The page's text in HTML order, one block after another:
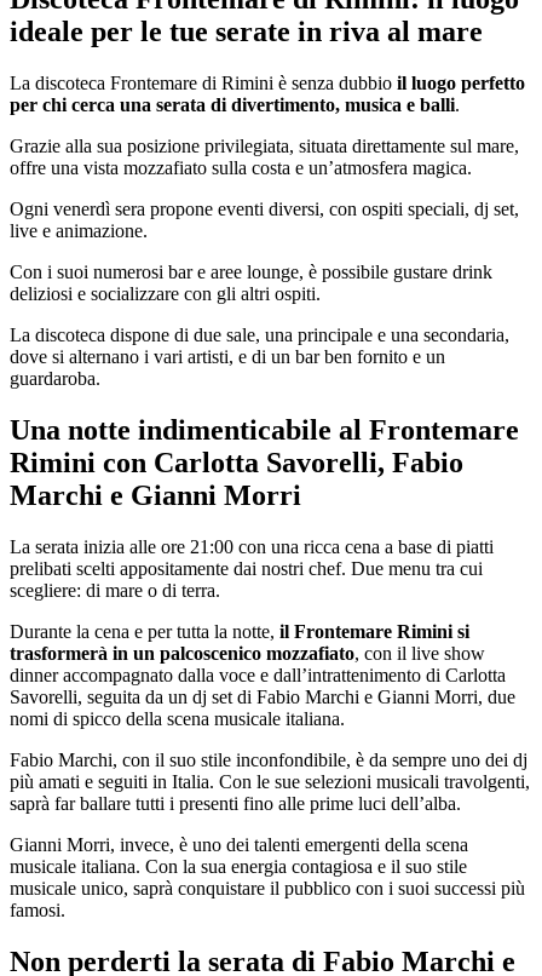
ideale per le tue serate in riva al mare
La discoteca Frontemare di Rimini è senza dubbio il luogo perfetto
per chi cerca una serata di divertimento, musica e balli.
Grazie alla sua posizione privilegiata, situata direttamente sul mare,
offre una vista mozzafiato sulla costa e un’atmosfera magica.
Ogni venerdì sera propone eventi diversi, con ospiti speciali, dj set,
live e animazione.
Con i suoi numerosi bar e aree lounge, è possibile gustare drink
deliziosi e socializzare con gli altri ospiti.
La discoteca dispone di due sale, una principale e una secondaria,
dove si alternano i vari artisti, e di un bar ben fornito e un
guardaroba.
Una notte indimenticabile al Frontemare
Rimini con Carlotta Savorelli, Fabio
Marchi e Gianni Morri
La serata inizia alle ore 21:00 con una ricca cena a base di piatti
prelibati scelti appositamente dai nostri chef. Due menu tra cui
scegliere: di mare o di terra.
Durante la cena e per tutta la notte, il Frontemare Rimini si
trasformerà in un palcoscenico mozzafiato, con il live show
dinner accompagnato dalla voce e dall’intrattenimento di Carlotta
Savorelli, seguita da un dj set di Fabio Marchi e Gianni Morri, due
nomi di spicco della scena musicale italiana.
Fabio Marchi, con il suo stile inconfondibile, è da sempre uno dei dj
più amati e seguiti in Italia. Con le sue selezioni musicali travolgenti,
saprà far ballare tutti i presenti fino alle prime luci dell’alba.
Gianni Morri, invece, è uno dei talenti emergenti della scena
musicale italiana. Con la sua energia contagiosa e il suo stile
musicale unico, saprà conquistare il pubblico con i suoi successi più
famosi.
Non perderti la serata di Fabio Marchi e